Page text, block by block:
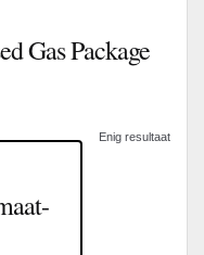
Gas Package
Enig resultaat